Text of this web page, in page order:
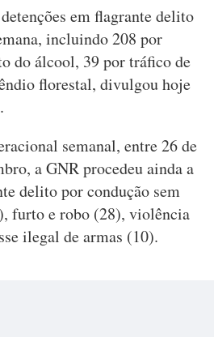
em flagrante delito
incluindo 208 por
do álcool, 39 por tráfico de
florestal, divulgou hoje
semanal, entre 26 de
a GNR procedeu ainda a
delito por condução sem
furto e robo (28), violência
ilegal de armas (10).